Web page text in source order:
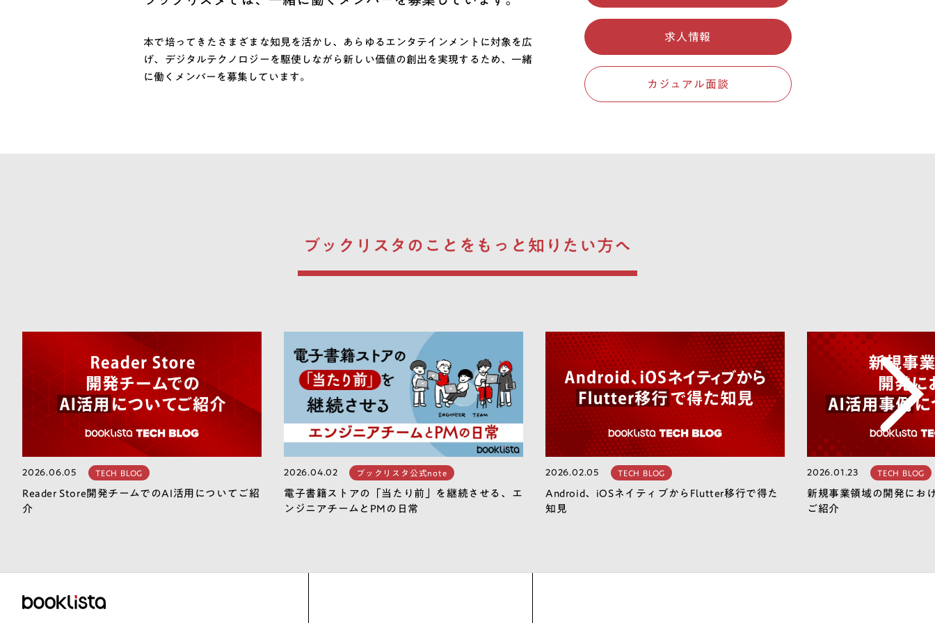
本で培ってきたさまざまな知見を活かし、あらゆるエンタテインメントに対象を広
げ、デジタルテクノロジーを駆使しながら新しい価値の創出を実現するため、一緒
に働くメンバーを募集しています。
求人情報
カジュアル面談
ブックリスタのことを もっと知りたい方へ
2026.06.05 TECH BLOG
Reader Store開発チームでのAI活用についてご紹
介
2026.04.02 ブックリスタ公式note
電子書籍ストアの「当たり前」を継続させる、エ
ンジニアチームとPMの日常
2026.02.05 TECH BLOG
Android、iOSネイティブからFlutter移行で得た
知見
2026.01.23 TECH BLOG
新規事業領域の開発にお
ご紹介